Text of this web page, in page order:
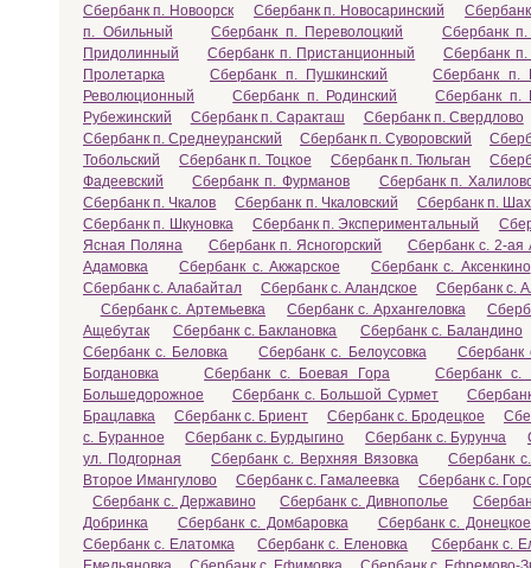
Сбербанк п. Новоорск
Сбербанк п. Новосаринский
п. Обильный
Сбербанк п. Переволоцкий
Сбербанк
Придолинный
Сбербанк п. Пристанционный
Сбербанк
Пролетарка
Сбербанк п. Пушкинский
Сбербанк п.
Революционный
Сбербанк п. Родинский
Сбербанк п.
Рубежинский
Сбербанк п. Саракташ
Сбербанк п. Свердлово
Сбербанк п. Среднеуранский
Сбербанк п. Суворовский
Тобольский
Сбербанк п. Тоцкое Сбербанк п. Тюльган
Фадеевский
Сбербанк п. Фурманов
Сбербанк п.
Сбербанк п. Чкалов
Сбербанк п. Чкаловский
Сбербанк п.
Сбербанк п. Шкуновка
Сбербанк п. Экспериментальный
Ясная Поляна
Сбербанк п. Ясногорский
Сбербанк с. 2-ая
Адамовка
Сбербанк с. Акжарское
Сбербанк с. Аксенкино
Сбербанк с. Алабайтал
Сбербанк с. Аландское
Сбербанк с.
Сбербанк с. Артемьевка
Сбербанк с. Архангеловка
Ащебутак
Сбербанк с. Баклановка
Сбербанк с. Баландино
Сбербанк с. Беловка
Сбербанк с. Белоусовка
Сбербанк
Богдановка
Сбербанк с. Боевая Гора
Сбербанк с.
Большедорожное
Сбербанк с. Большой Сурмет
Брацлавка
Сбербанк с. Бриент Сбербанк с. Бродецкое
с. Буранное
Сбербанк с. Бурдыгино Сбербанк с. Бурунча
ул. Подгорная
Сбербанк с. Верхняя Вязовка
Сбербанк
Второе Имангулово
Сбербанк с. Гамалеевка
Сбербанк с.
Сбербанк с. Державино
Сбербанк с. Дивнополье
Добринка
Сбербанк с. Домбаровка
Сбербанк с. Донецкое
Сбербанк с. Елатомка
Сбербанк с. Еленовка
Сбербанк с.